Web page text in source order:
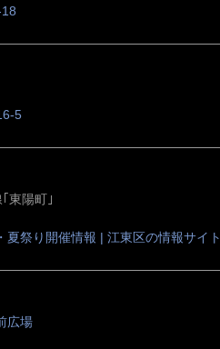
5
東陽町｣
夏祭り開催情報 | 江東区の情報サイト
広場